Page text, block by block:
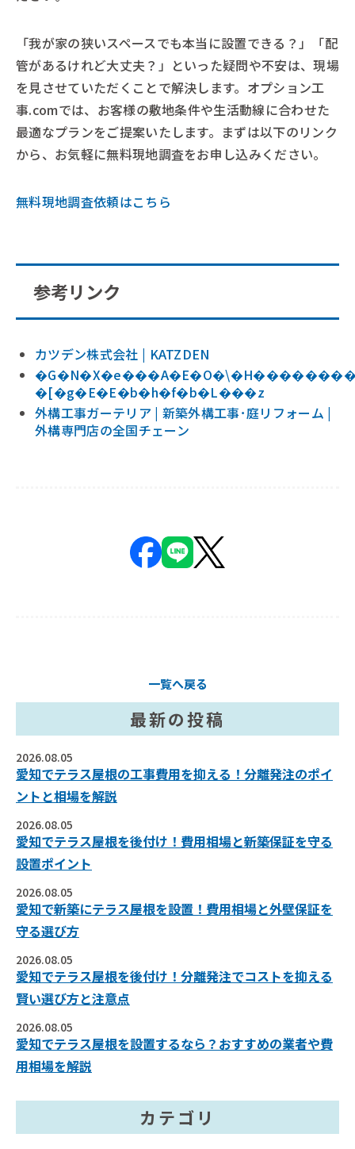
「我が家の狭いスペースでも本当に設置できる？」「配
管があるけれど大丈夫？」といった疑問や不安は、現場
を見させていただくことで解決します。オプション工
事.comでは、お客様の敷地条件や生活動線に合わせた
最適なプランをご提案いたします。まずは以下のリンク
から、お気軽に無料現地調査をお申し込みください。
無料現地調査依頼はこちら
参考リンク
カツデン株式会社 | KATZDEN
�[�g�E�E�b�h�f�b�L���z
外構工事ガーテリア | 新築外構工事･庭リフォーム |
外構専門店の全国チェーン
一覧へ戻る
最新の投稿
2026.08.05
愛知でテラス屋根の工事費用を抑える！分離発注のポイ
ントと相場を解説
2026.08.05
愛知でテラス屋根を後付け！費用相場と新築保証を守る
設置ポイント
2026.08.05
愛知で新築にテラス屋根を設置！費用相場と外壁保証を
守る選び方
2026.08.05
愛知でテラス屋根を後付け！分離発注でコストを抑える
賢い選び方と注意点
2026.08.05
愛知でテラス屋根を設置するなら？おすすめの業者や費
用相場を解説
カテゴリ